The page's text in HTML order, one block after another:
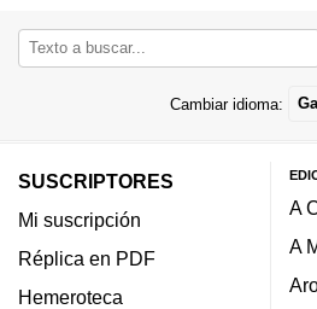
Cambiar idioma:
SUSCRIPTORES
Mi suscripción
Réplica en PDF
Hemeroteca
A
A